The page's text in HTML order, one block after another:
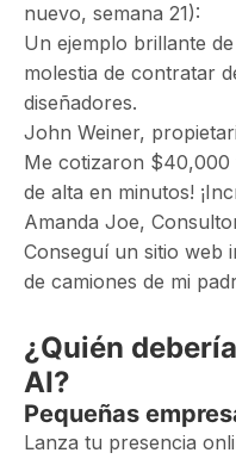
nuevo, semana 21):
Un ejemplo brillante
molestia de contratar
diseñadores.
John Weiner,
Me cotizaron $40,000
de alta en minutos!
Amanda Joe,
Conseguí un sitio web
de camiones de mi
¿Quién
AI?
Pequeñas
Lanza tu presencia